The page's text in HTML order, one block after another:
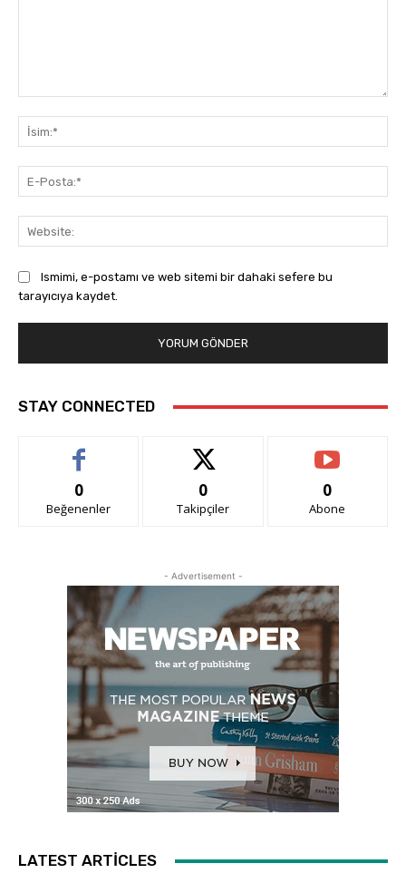
Ismimi, e-postamı ve web sitemi bir dahaki sefere bu
tarayıcıya kaydet.
STAY CONNECTED
0
Beğenenler
0
Takipçiler
0
Abone
- Advertisement -
LATEST ARTICLES